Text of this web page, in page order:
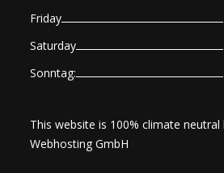
Friday
Saturday
Sonntag:
This website is 100% climate
Webhosting GmbH